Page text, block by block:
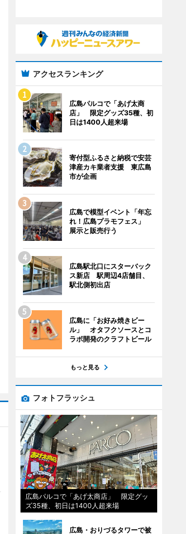
アクセスランキング
広島パルコで「あげ太商
店」 限定グッズ35種、初
日は1400人超来場
寄付型ふるさと納税で安芸
津産カキ業者支援 東広島
市が企画
広島で模型イベント「年忘
れ！広島プラモフェス」
展示と販売行う
広島駅北口にスターバック
ス新店 駅周辺4店舗目、
駅北側初出店
広島に「お好み焼きビー
ル」 オタフクソースとコ
ラボ開発のクラフトビール
もっと見る
フォトフラッシュ
広島パルコで「あげ太商店」 限定グッ
ズ35種、初日は1400人超来場
広島・おりづるタワーで被